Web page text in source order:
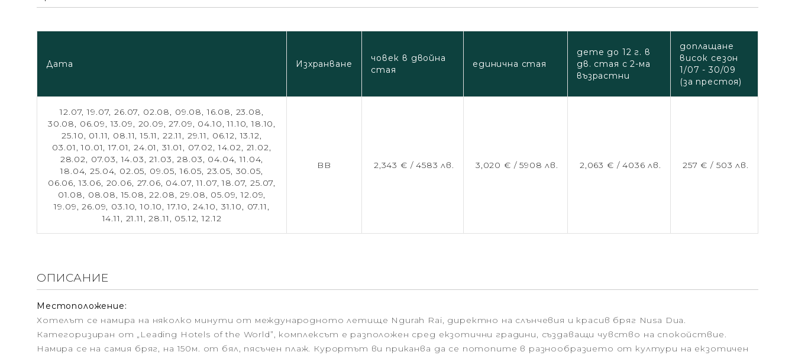
Дата Изхранване
човек в двойна
стая
единична стая
дете до 12 г. в
дв. стая с 2-ма
възрастни
доплащане
висок сезон
1/07 - 30/09
(за престоя)
12.07,19.07,26.07, 02.08, 09.08,16.08, 23.08,
30.08, 06.09,13.09, 20.09,27.09, 04.10,11.10,18.10,
25.10, 01.11, 08.11,15.11, 22.11, 29.11, 06.12,13.12,
03.01,10.01,17.01,24.01, 31.01, 07.02,14.02, 21.02,
28.02, 07.03,14.03,21.03,28.03, 04.04,11.04,
18.04,25.04, 02.05, 09.05,16.05, 23.05, 30.05,
06.06,13.06, 20.06, 27.06, 04.07,11.07,18.07,25.07,
01.08, 08.08,15.08,22.08,29.08, 05.09,12.09,
19.09,26.09, 03.10,10.10,17.10, 24.10, 31.10, 07.11,
14.11, 21.11,28.11, 05.12,12.12
BB 2,343 € /4583 лв. 3,020 € /5908 лв. 2,063 € /4036 лв. 257 € / 503 лв.
ОПИСАНИЕ
Местоположение:
Хотелът се намира на няколко минути от международното летище Ngurah Rai, директно на слънчевия и красив бряг Nusa Dua.
Категоризиран от „Leading Hotels of the World”, комплексът е разположен сред екзотични градини, създаващи чувство на спокойствие.
Намира се на самия бряг, на 150м. от бял, пясъчен плаж. Курортът ви приканва да се потопите в разнообразието от култури на екзотичен